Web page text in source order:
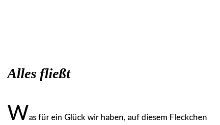
Alles fließt
Was für ein Glück wir haben, auf diesem Fleckchen